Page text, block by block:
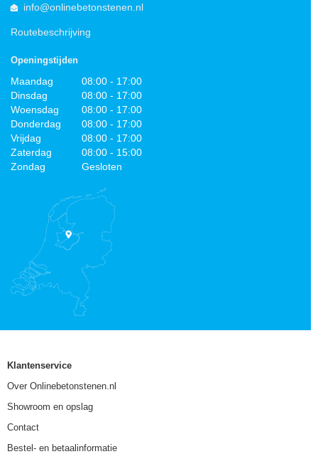
info@onlinebetonstenen.nl
Routebeschrijving
Openingstijden
Maandag
08:00 - 17:00
Dinsdag
08:00 - 17:00
Woensdag
08:00 - 17:00
Donderdag
08:00 - 17:00
Vrijdag
08:00 - 17:00
Zaterdag
08:00 - 15:00
Zondag
Gesloten
Klantenservice
Over Onlinebetonstenen.nl
Showroom en opslag
Contact
Bestel- en betaalinformatie